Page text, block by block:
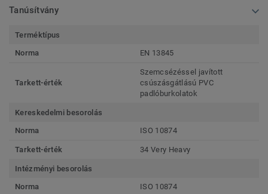
Tanúsítvány
Terméktípus
Norma
EN 13845
Tarkett-érték
Szemcsézéssel javított
csúszásgátlású PVC
padlóburkolatok
Kereskedelmi besorolás
Norma
ISO 10874
Tarkett-érték 34 Very Heavy
Intézményi besorolás
Norma
ISO 10874